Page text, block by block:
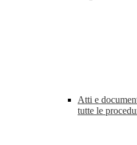
Atti e
tutte le